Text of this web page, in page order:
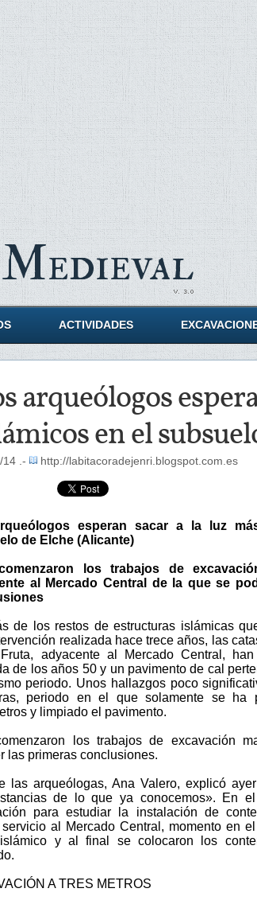
Medieval
ACTIVIDADES
arqueólogos
en el
14 .- http://labitacoradejenri.blogspot.com.es
esperan sacar a la luz
de Elche (Alicante)
los trabajos de
al Mercado Central de la que se
de los restos de estructuras islámicas
realizada hace trece años, las
adyacente al Mercado Central,
de los años 50 y un pavimento de cal
periodo. Unos hallazgos poco
periodo en el que solamente se ha
y limpiado el pavimento.
los trabajos de excavación
las primeras conclusiones.
las arqueólogas, Ana Valero, explicó
de lo que ya conocemos». En
para estudiar la instalación de
al Mercado Central, momento en
y al final se colocaron los
A TRES METROS